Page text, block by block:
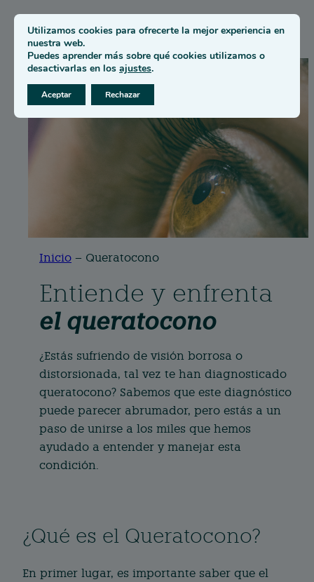
Inicio – Queratocono
Entiende y enfrenta
el queratocono
¿Estás sufriendo de visión borrosa o
distorsionada, tal vez te han diagnosticado
queratocono? Sabemos que este diagnóstico
puede parecer abrumador, pero estás a un
paso de unirse a los miles que hemos
ayudado a entender y manejar esta
condición.
¿Qué es el Queratocono?
En primer lugar, es importante saber que el
Utilizamos cookies para ofrecerte la mejor experiencia en
nuestra web.
Puedes aprender más sobre qué cookies utilizamos o
desactivarlas en los ajustes.
Aceptar Rechazar